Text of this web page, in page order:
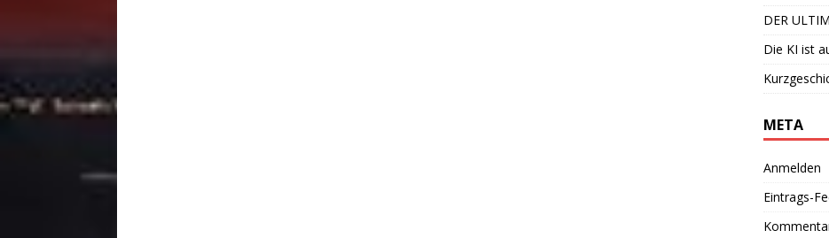
DER
Die KI ist
META
Anmelden
Eintrags-